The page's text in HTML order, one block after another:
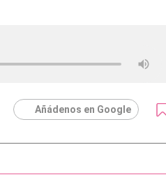
Añádenos en Google